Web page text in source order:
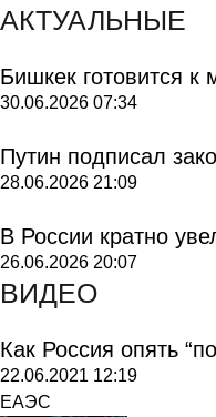
АКТУАЛЬНЫЕ
Бишкек готовится
30.06.2026 07:34
Путин подписал
28.06.2026 21:09
В России кратно
26.06.2026 20:07
ВИДЕО
Как Россия опять
22.06.2021 12:19
ЕАЭС